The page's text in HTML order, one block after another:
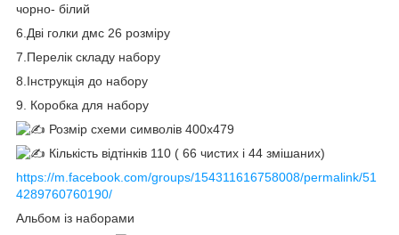
чорно- білий
6.Дві голки дмс 26 розміру
7.Перелік складу набору
8.Інструкція до набору
9. Коробка для набору
Розмір схеми символів 400х479
Кількість відтінків 110 ( 66 чистих і 44 змішаних)
https://m.facebook.com/groups/154311616758008/permalink/51
4289760760190/
Альбом із наборами